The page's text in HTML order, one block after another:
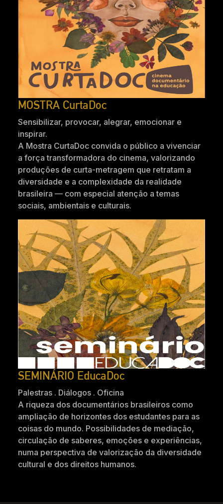
MOSTRA CurtaDoc
Sensibilizar, provocar, alegrar, emocionar e
inspirar.
A Mostra CurtaDoc convida o público a vivenciar
a força transformadora do cinema, valorizando
produções de curta-metragem que retratam a
diversidade e a complexidade da realidade
brasileira — com especial atenção a temas
sociais, ambientais e culturais.
SEMINÁRIO EducaDoc
Palestras . Diálogos . Oficina
A riqueza dos documentários brasileiros como
ampliação de horizontes dos estudantes para as
coisas do mundo. Possibilidades de mediação,
circulação de saberes, emoções e experiências,
numa perspectiva de valorização da diversidade
cultural e dos direitos humanos.